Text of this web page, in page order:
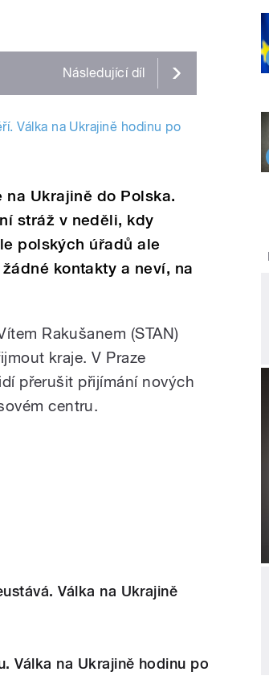
Následující díl
Válka na Ukrajině hodinu po
Ukrajině do Polska.
stráž v neděli, kdy
polských úřadů ale
kontakty a neví, na
Rakušanem (STAN)
kraje. V Praze
přerušit přijímání nových
centru.
Válka na Ukrajině
Válka na Ukrajině hodinu po